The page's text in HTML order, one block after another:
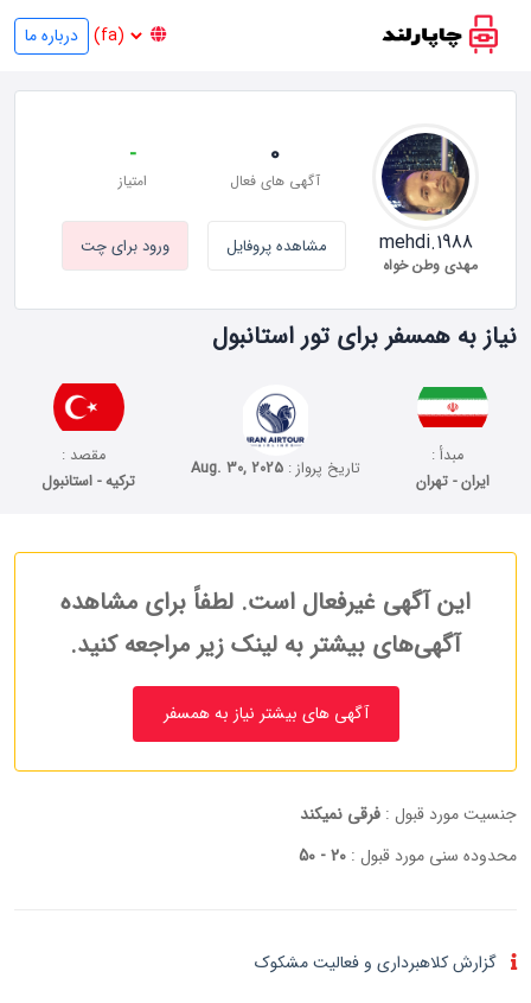
درباره ما
نیاز به همسفر برای تور استانبول
مبدأ :
ایران - تهران
تاریخ پرواز : Aug. 30, 2025
مقصد :
ترکیه - استانبول
mehdi.1988
مهدی وطن خواه
0
آگهی های فعال
-
امتیاز
مشاهده پروفایل ورود برای چت
این آگهی غیرفعال است. لطفاً برای مشاهده
آگهی‌های بیشتر به لینک زیر مراجعه کنید.
آگهی های بیشتر نیاز به همسفر
جنسیت مورد قبول : فرقی نمیکند
محدوده سنی مورد قبول : 20 - 50
گزارش کلاهبرداری و فعالیت مشکوک